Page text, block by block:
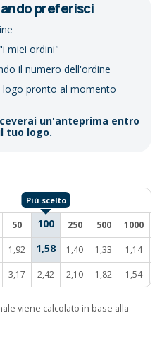
preferisci
miei ordini"
il numero dell'ordine
logo pronto al momento
un'anteprima entro
tuo logo.
50 100 250 500 1000
1,92 1,58 1,40 1,33 1,14
3,17 2,42 2,10 1,82 1,54
viene calcolato in base alla